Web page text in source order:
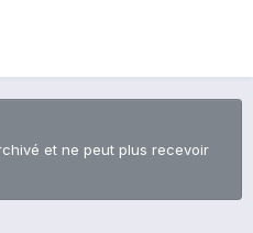
et ne peut plus recevoir